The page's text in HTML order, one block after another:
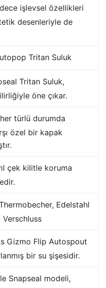
işlevsel özellikleri
desenleriyle de
Tritan Suluk
Tritan Suluk,
öne çıkar.
türlü durumda
özel bir kapak
çek kilitle koruma
Edelstahl
Gizmo Flip Autospout
bir su şişesidir.
Snapseal modeli,